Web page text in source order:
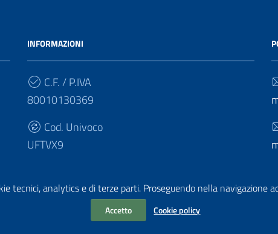
tecnici, analytics e di terze parti. Proseguendo nella navigazione
Accetto Cookie policy
INFORMAZIONI
C.F. / P.IVA
80010130369
Cod. Univoco
UFTVX9